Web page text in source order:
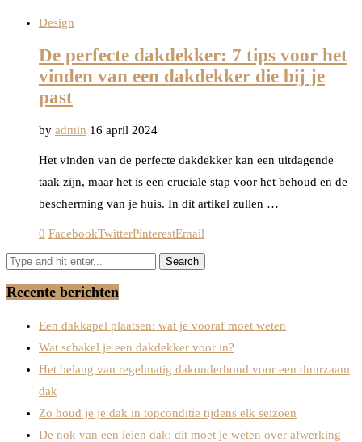
Design
De perfecte dakdekker: 7 tips voor het
vinden van een dakdekker die bij je
past
by admin 16 april 2024
Het vinden van de perfecte dakdekker kan een uitdagende
taak zijn, maar het is een cruciale stap voor het behoud en de
bescherming van je huis. In dit artikel zullen …
0 FacebookTwitterPinterestEmail
Recente berichten
Een dakkapel plaatsen: wat je vooraf moet weten
Wat schakel je een dakdekker voor in?
Het belang van regelmatig dakonderhoud voor een duurzaam
dak
Zo houd je je dak in topconditie tijdens elk seizoen
De nok van een leien dak: dit moet je weten over afwerking